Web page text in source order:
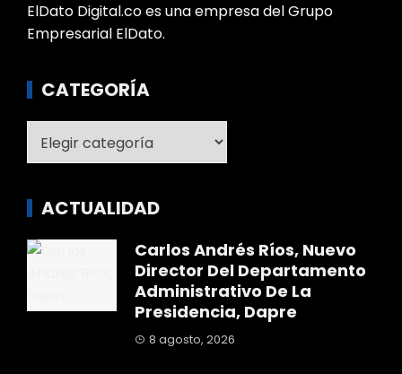
ElDato Digital.co es una empresa del Grupo
Empresarial ElDato.
CATEGORÍA
ACTUALIDAD
Carlos Andrés Ríos, Nuevo
Director Del Departamento
Administrativo De La
Presidencia, Dapre
8 agosto, 2026